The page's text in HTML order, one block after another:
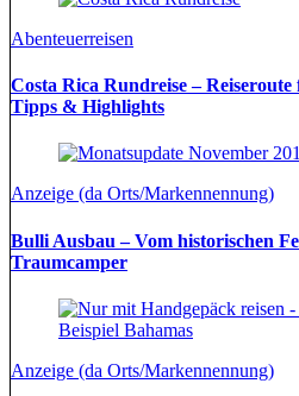
Abenteuerreisen
Costa Rica Rundreise –
Tipps & Highlights
Anzeige (da Orts/Markennennung)
Bulli Ausbau – Vom historischen
Traumcamper
Anzeige (da Orts/Markennennung)